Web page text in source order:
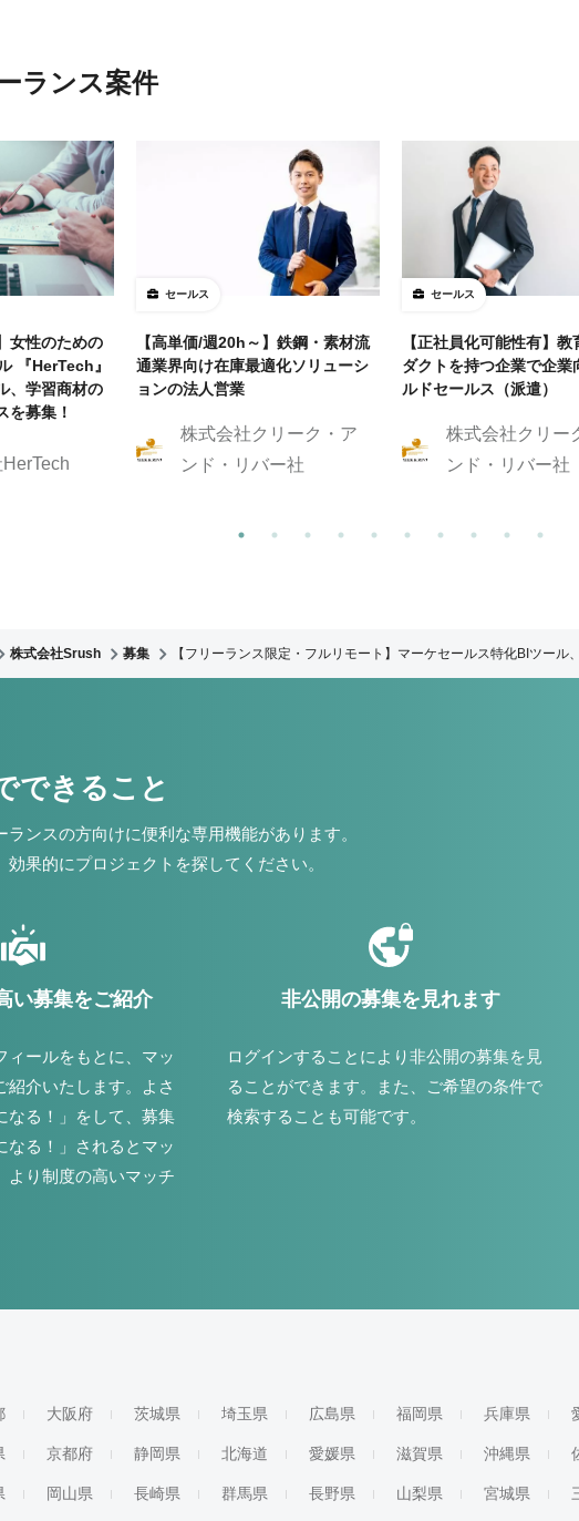
ランス案件
女性のための
『HerTech』
、学習商材の
を募集！
セールス
【高単価/週20h～】鉄鋼・素材流
通業界向け在庫最適化ソリューシ
ョンの法人営業
株式会社クリーク・ア
ンド・リバー社
セールス
【正社員化可能性有】教
ダクトを持つ企業で企業
ルドセールス（派遣）
株式会社クリー
ンド・リバー社
株式会社Srush 募集 【フリーランス限定・フルリモート】マーケセールス特化BIツール
できること
ランスの方向けに便利な専用機能があります。
果的にプロジェクトを探してください。
い募集をご紹介
ィールをもとに、マッ
紹介いたします。よさ
なる！」をして、募集
なる！」されるとマッ
より制度の高いマッチ
非公開の募集を見れます
ログインすることにより非公開の募集を見
ることができます。また、ご希望の条件で
検索することも可能です。
大阪府 茨城県 埼玉県 広島県 福岡県 兵庫県
京都府 静岡県 北海道 愛媛県 滋賀県 沖縄県
岡山県 長崎県 群馬県 長野県 山梨県 宮城県